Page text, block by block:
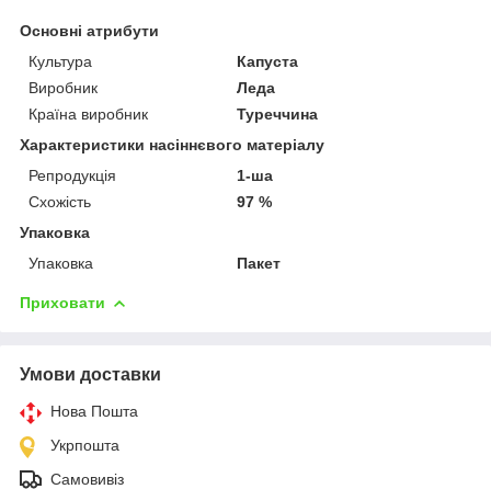
Основні атрибути
Культура
Капуста
Виробник
Леда
Країна виробник
Туреччина
Характеристики насіннєвого матеріалу
Репродукція
1-ша
Схожість
97 %
Упаковка
Упаковка
Пакет
Приховати
Умови доставки
Нова Пошта
Укрпошта
Самовивіз